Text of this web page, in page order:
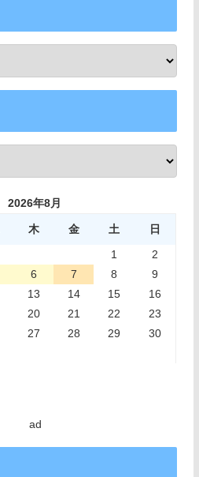
2026年8月
木 金 土
日
1
2
6 7 8
9
13 14 15
16
20 21 22
23
27 28 29
30
ad